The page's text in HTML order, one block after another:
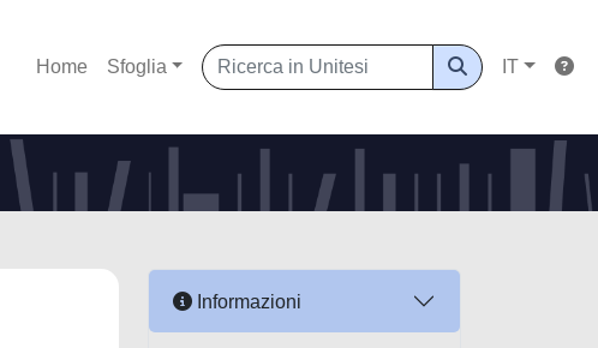
Home Sfoglia IT
Informazioni